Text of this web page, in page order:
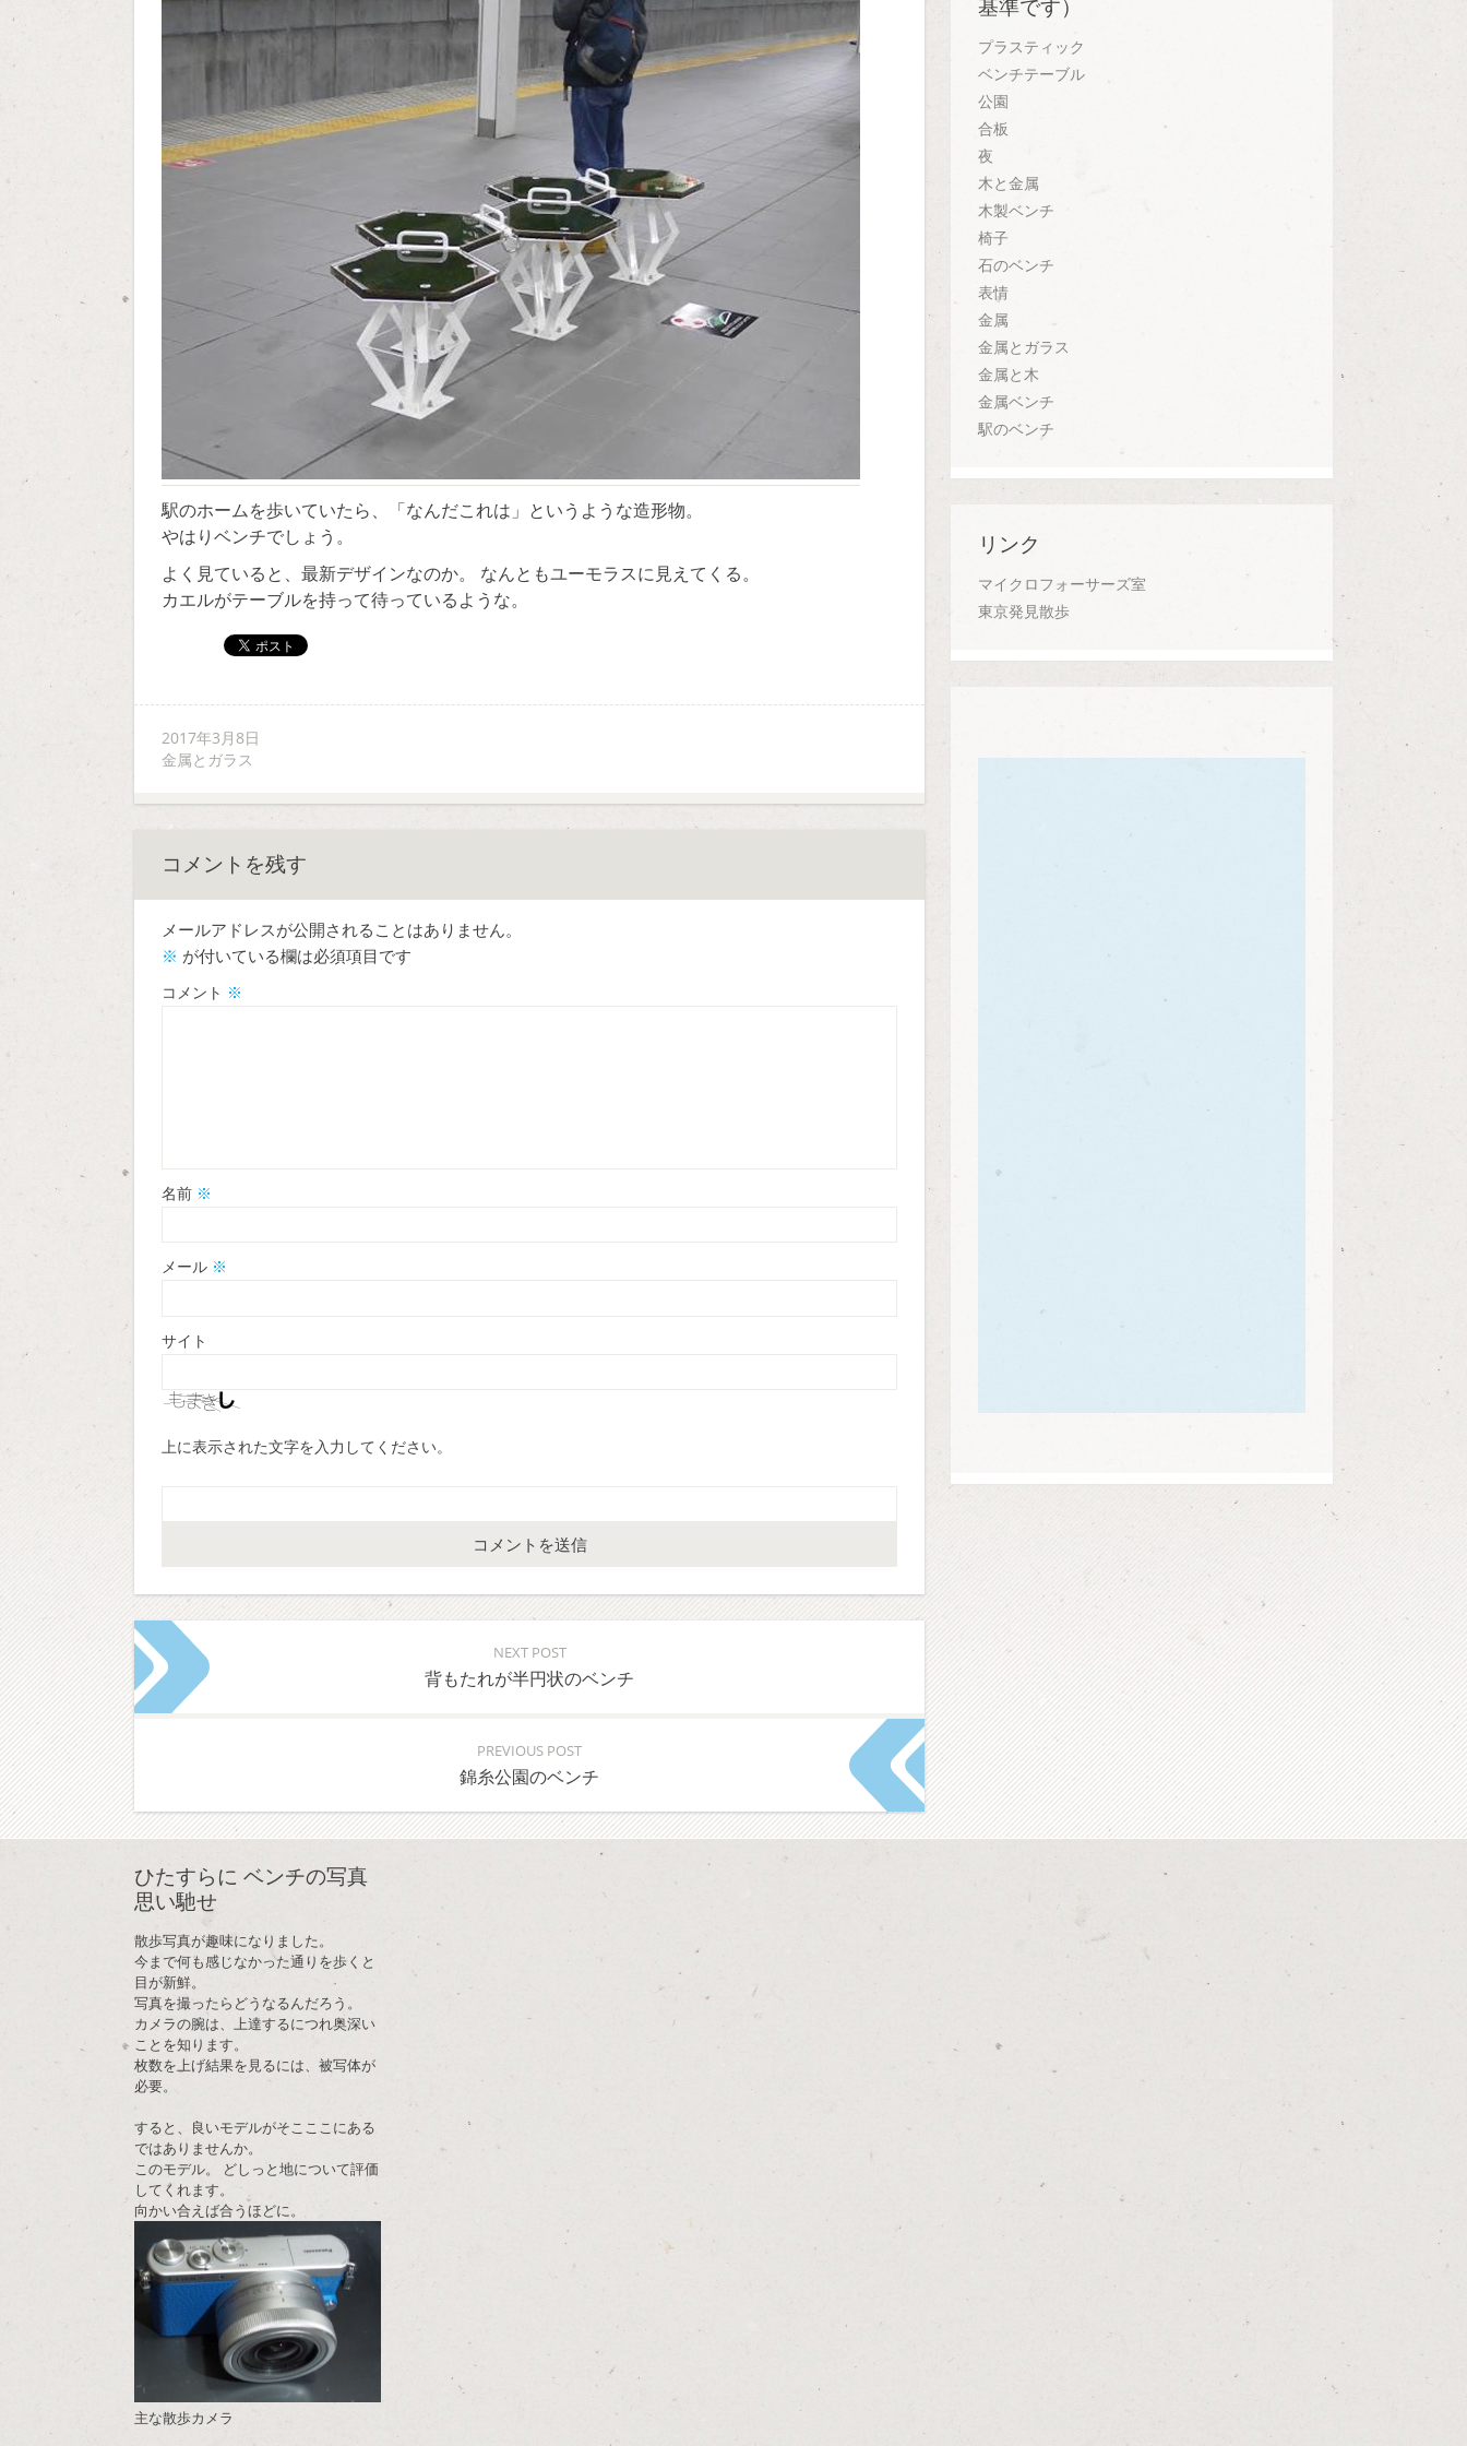
駅のホームを歩いていたら、「なんだこれは」というような造形物。
やはりベンチでしょう。
よく見ていると、最新デザインなのか。 なんともユーモラスに見えてくる。
カエルがテーブルを持って待っているような。
2017年3月8日
金属とガラス
コメントを残す
メールアドレスが公開されることはありません。
※ が付いている欄は必須項目です
コメント ※
名前 ※
メール ※
サイト
上に表示された文字を入力してください。
NEXT POST
背もたれが半円状のベンチ
PREVIOUS POST
錦糸公園のベンチ
基準です）
プラスティック
ベンチテーブル
公園
合板
夜
木と金属
木製ベンチ
椅子
石のベンチ
表情
金属
金属とガラス
金属と木
金属ベンチ
駅のベンチ
リンク
マイクロフォーサーズ室
東京発見散歩
ひたすらに ベンチの写真
思い馳せ
散歩写真が趣味になりました。
今まで何も感じなかった通りを歩くと
目が新鮮。
写真を撮ったらどうなるんだろう。
カメラの腕は、上達するにつれ奥深い
ことを知ります。
枚数を上げ結果を見るには、被写体が
必要。
すると、良いモデルがそこここにある
ではありませんか。
このモデル。 どしっと地について評価
してくれます。
向かい合えば合うほどに。
主な散歩カメラ